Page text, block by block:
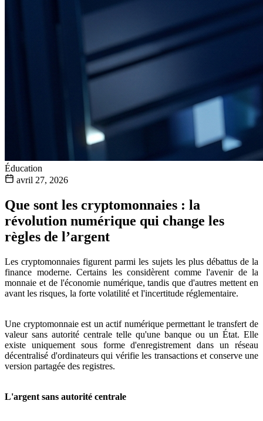
Éducation
avril 27, 2026
Que sont les cryptomonnaies : la
révolution numérique qui change les
règles de l’argent
Les cryptomonnaies figurent parmi les sujets les plus débattus de la
finance moderne. Certains les considèrent comme l'avenir de la
monnaie et de l'économie numérique, tandis que d'autres mettent en
avant les risques, la forte volatilité et l'incertitude réglementaire.
Une cryptomonnaie est un actif numérique permettant le transfert de
valeur sans autorité centrale telle qu'une banque ou un État. Elle
existe uniquement sous forme d'enregistrement dans un réseau
décentralisé d'ordinateurs qui vérifie les transactions et conserve une
version partagée des registres.
L'argent sans autorité centrale